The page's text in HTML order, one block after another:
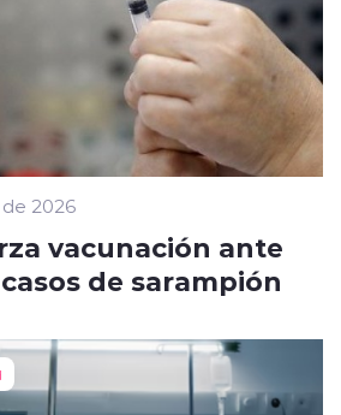
2026
vacunación ante
de sarampión